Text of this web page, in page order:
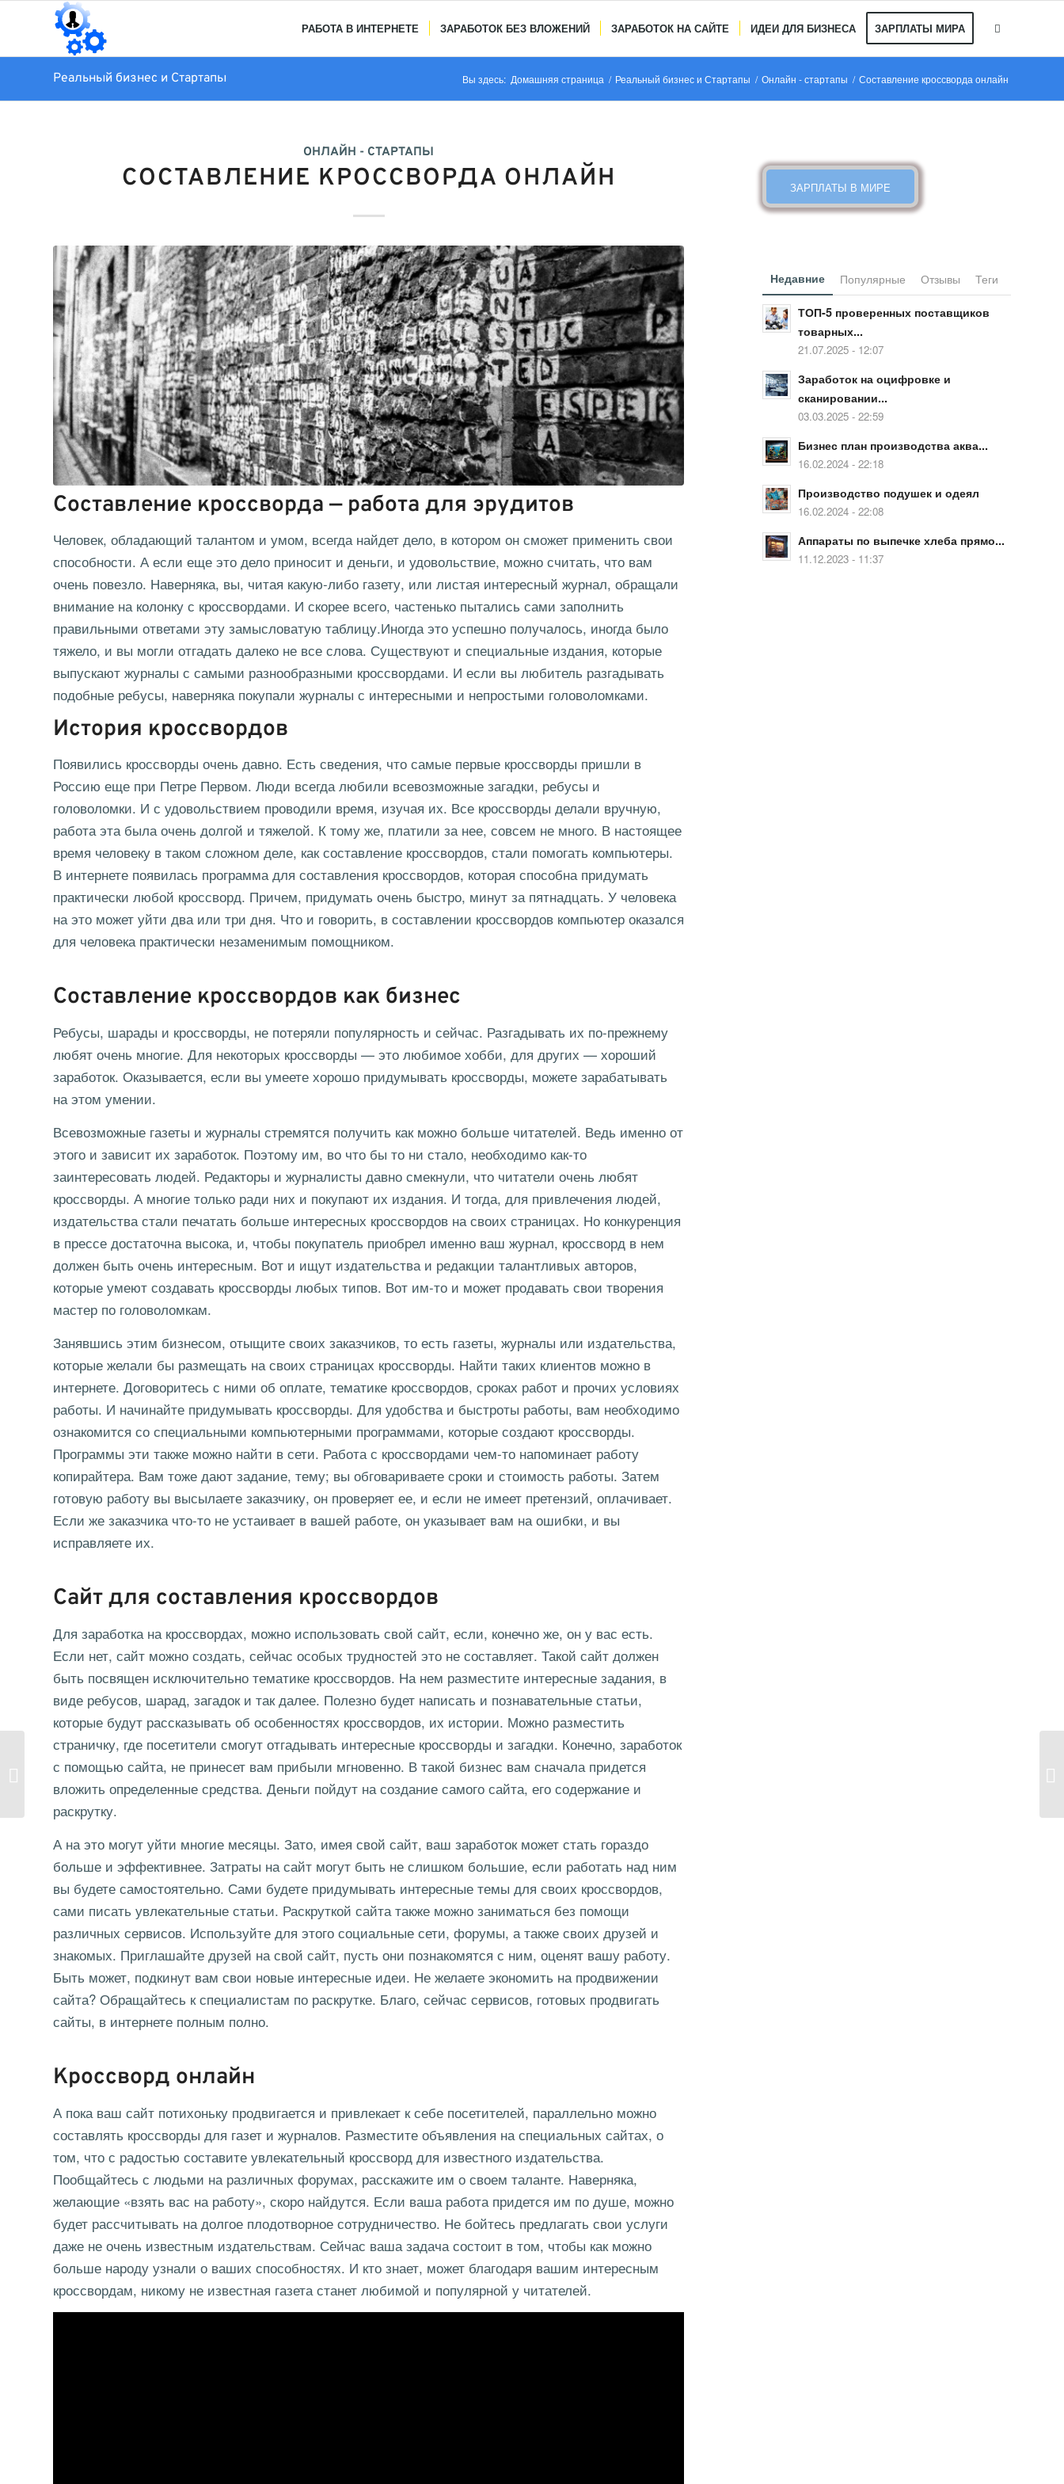
РАБОТА В ИНТЕРНЕТЕ ЗАРАБОТОК БЕЗ ВЛОЖЕНИЙ ЗАРАБОТОК НА САЙТЕ ИДЕИ ДЛЯ БИЗНЕСА ЗАРПЛАТЫ МИРА
Реальный бизнес и Стартапы Вы здесь: Домашняя страница / Реальный бизнес и Стартапы / Онлайн - стартапы / Составление кроссворда онлайн
ОНЛАЙН - СТАРТАПЫ
СОСТАВЛЕНИЕ КРОССВОРДА ОНЛАЙН
Составление кроссворда — работа для эрудитов
Человек, обладающий талантом и умом, всегда найдет дело, в котором он сможет применить свои
способности. А если еще это дело приносит и деньги, и удовольствие, можно считать, что вам
очень повезло. Наверняка, вы, читая какую-либо газету, или листая интересный журнал, обращали
внимание на колонку с кроссвордами. И скорее всего, частенько пытались сами заполнить
правильными ответами эту замысловатую таблицу.Иногда это успешно получалось, иногда было
тяжело, и вы могли отгадать далеко не все слова. Существуют и специальные издания, которые
выпускают журналы с самыми разнообразными кроссвордами. И если вы любитель разгадывать
подобные ребусы, наверняка покупали журналы с интересными и непростыми головоломками.
История кроссвордов
Появились кроссворды очень давно. Есть сведения, что самые первые кроссворды пришли в
Россию еще при Петре Первом. Люди всегда любили всевозможные загадки, ребусы и
головоломки. И с удовольствием проводили время, изучая их. Все кроссворды делали вручную,
работа эта была очень долгой и тяжелой. К тому же, платили за нее, совсем не много. В настоящее
время человеку в таком сложном деле, как составление кроссвордов, стали помогать компьютеры.
В интернете появилась программа для составления кроссвордов, которая способна придумать
практически любой кроссворд. Причем, придумать очень быстро, минут за пятнадцать. У человека
на это может уйти два или три дня. Что и говорить, в составлении кроссвордов компьютер оказался
для человека практически незаменимым помощником.
Составление кроссвордов как бизнес
Ребусы, шарады и кроссворды, не потеряли популярность и сейчас. Разгадывать их по-прежнему
любят очень многие. Для некоторых кроссворды — это любимое хобби, для других — хороший
заработок. Оказывается, если вы умеете хорошо придумывать кроссворды, можете зарабатывать
на этом умении.
Всевозможные газеты и журналы стремятся получить как можно больше читателей. Ведь именно от
этого и зависит их заработок. Поэтому им, во что бы то ни стало, необходимо как-то
заинтересовать людей. Редакторы и журналисты давно смекнули, что читатели очень любят
кроссворды. А многие только ради них и покупают их издания. И тогда, для привлечения людей,
издательства стали печатать больше интересных кроссвордов на своих страницах. Но конкуренция
в прессе достаточна высока, и, чтобы покупатель приобрел именно ваш журнал, кроссворд в нем
должен быть очень интересным. Вот и ищут издательства и редакции талантливых авторов,
которые умеют создавать кроссворды любых типов. Вот им-то и может продавать свои творения
мастер по головоломкам.
Занявшись этим бизнесом, отыщите своих заказчиков, то есть газеты, журналы или издательства,
которые желали бы размещать на своих страницах кроссворды. Найти таких клиентов можно в
интернете. Договоритесь с ними об оплате, тематике кроссвордов, сроках работ и прочих условиях
работы. И начинайте придумывать кроссворды. Для удобства и быстроты работы, вам необходимо
ознакомится со специальными компьютерными программами, которые создают кроссворды.
Программы эти также можно найти в сети. Работа с кроссвордами чем-то напоминает работу
копирайтера. Вам тоже дают задание, тему; вы обговариваете сроки и стоимость работы. Затем
готовую работу вы высылаете заказчику, он проверяет ее, и если не имеет претензий, оплачивает.
Если же заказчика что-то не устаивает в вашей работе, он указывает вам на ошибки, и вы
исправляете их.
Сайт для составления кроссвордов
Для заработка на кроссвордах, можно использовать свой сайт, если, конечно же, он у вас есть.
Если нет, сайт можно создать, сейчас особых трудностей это не составляет. Такой сайт должен
быть посвящен исключительно тематике кроссвордов. На нем разместите интересные задания, в
виде ребусов, шарад, загадок и так далее. Полезно будет написать и познавательные статьи,
которые будут рассказывать об особенностях кроссвордов, их истории. Можно разместить
страничку, где посетители смогут отгадывать интересные кроссворды и загадки. Конечно, заработок
с помощью сайта, не принесет вам прибыли мгновенно. В такой бизнес вам сначала придется
вложить определенные средства. Деньги пойдут на создание самого сайта, его содержание и
раскрутку.
А на это могут уйти многие месяцы. Зато, имея свой сайт, ваш заработок может стать гораздо
больше и эффективнее. Затраты на сайт могут быть не слишком большие, если работать над ним
вы будете самостоятельно. Сами будете придумывать интересные темы для своих кроссвордов,
сами писать увлекательные статьи. Раскруткой сайта также можно заниматься без помощи
различных сервисов. Используйте для этого социальные сети, форумы, а также своих друзей и
знакомых. Приглашайте друзей на свой сайт, пусть они познакомятся с ним, оценят вашу работу.
Быть может, подкинут вам свои новые интересные идеи. Не желаете экономить на продвижении
сайта? Обращайтесь к специалистам по раскрутке. Благо, сейчас сервисов, готовых продвигать
сайты, в интернете полным полно.
Кроссворд онлайн
А пока ваш сайт потихоньку продвигается и привлекает к себе посетителей, параллельно можно
составлять кроссворды для газет и журналов. Разместите объявления на специальных сайтах, о
том, что с радостью составите увлекательный кроссворд для известного издательства.
Пообщайтесь с людьми на различных форумах, расскажите им о своем таланте. Наверняка,
желающие «взять вас на работу», скоро найдутся. Если ваша работа придется им по душе, можно
будет рассчитывать на долгое плодотворное сотрудничество. Не бойтесь предлагать свои услуги
даже не очень известным издательствам. Сейчас ваша задача состоит в том, чтобы как можно
больше народу узнали о ваших способностях. И кто знает, может благодаря вашим интересным
кроссвордам, никому не известная газета станет любимой и популярной у читателей.
ЗАРПЛАТЫ В МИРЕ
Недавние Популярные Отзывы Теги
ТОП-5 проверенных поставщиков
товарных...
21.07.2025 - 12:07
Заработок на оцифровке и
сканировании...
03.03.2025 - 22:59
Бизнес план производства аква...
16.02.2024 - 22:18
Производство подушек и одеял
16.02.2024 - 22:08
Аппараты по выпечке хлеба прямо...
11.12.2023 - 11:37
Гороскоп для
предпринимателей на
2023 год